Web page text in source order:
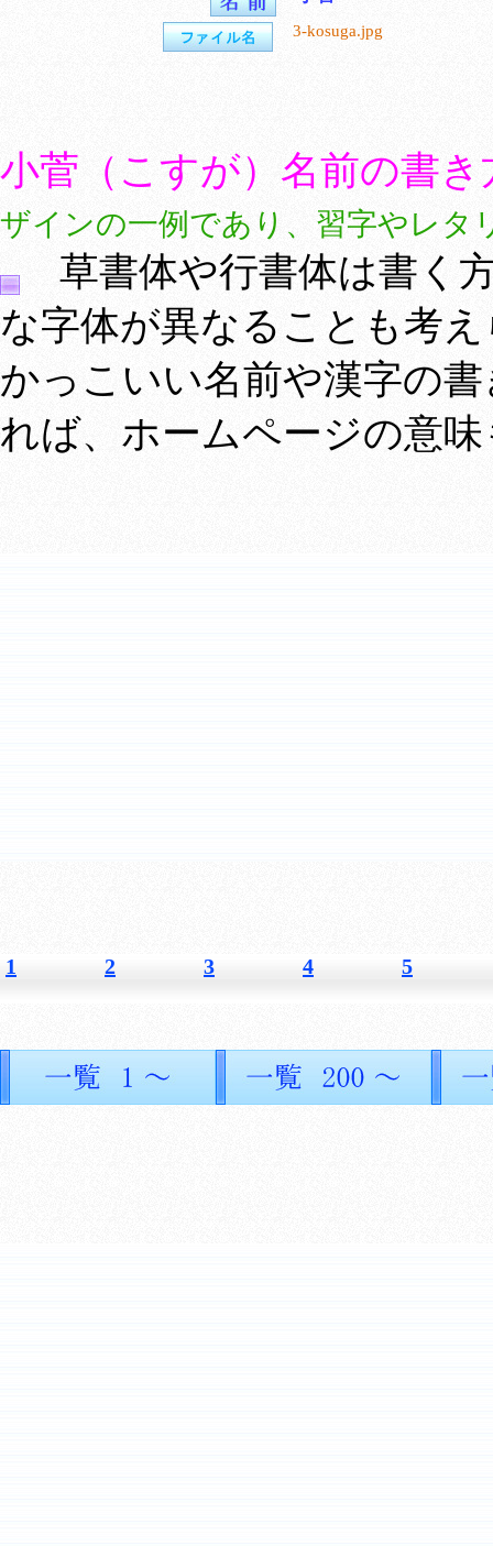
3-kosuga.jpg
小菅（こすが）名前の書
ザインの一例であり、習字やレタ
草書体や行書体は書く
な字体が異なることも考
かっこいい名前や漢字の
れば、ホームページの意
1 2 3 4 5